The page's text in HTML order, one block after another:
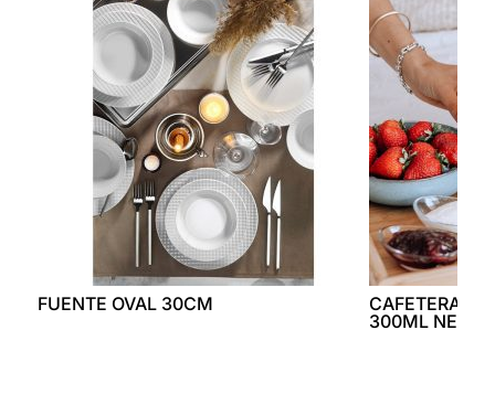
FUENTE OVAL 30CM
CAFETERA
300ML NEGRA